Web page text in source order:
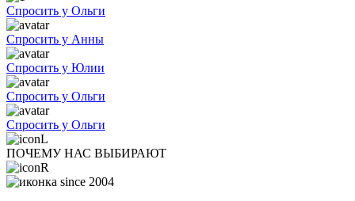
Спросить у Ольги
Спросить у Анны
Спросить у Юлии
Спросить у Ольги
Спросить у Ольги
ПОЧЕМУ НАС ВЫБИРАЮТ